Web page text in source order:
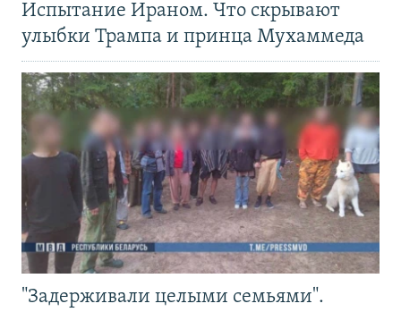
Испытание Ираном. Что скрывают
улыбки Трампа и принца Мухаммеда
"Задерживали целыми семьями".